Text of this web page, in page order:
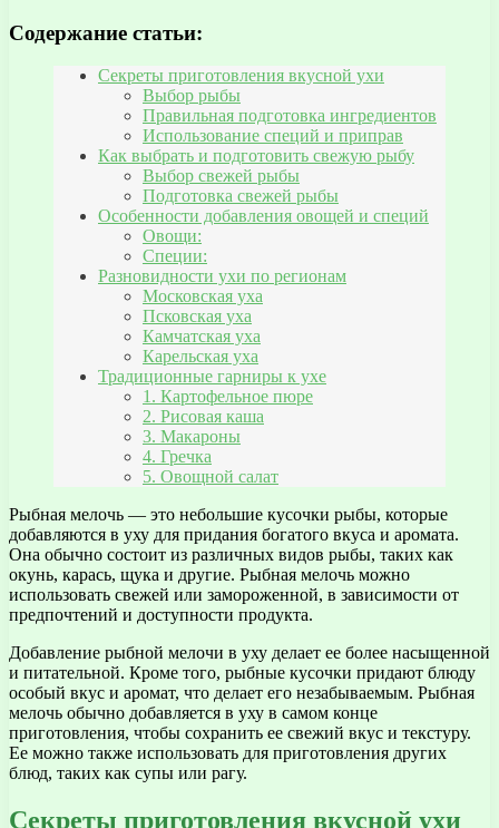
Содержание статьи:
Секреты приготовления вкусной ухи
Выбор рыбы
Правильная подготовка ингредиентов
Использование специй и приправ
Как выбрать и подготовить свежую рыбу
Выбор свежей рыбы
Подготовка свежей рыбы
Особенности добавления овощей и специй
Овощи:
Специи:
Разновидности ухи по регионам
Московская уха
Псковская уха
Камчатская уха
Карельская уха
Традиционные гарниры к ухе
1. Картофельное пюре
2. Рисовая каша
3. Макароны
4. Гречка
5. Овощной салат
Рыбная мелочь — это небольшие кусочки рыбы, которые
добавляются в уху для придания богатого вкуса и аромата.
Она обычно состоит из различных видов рыбы, таких как
окунь, карась, щука и другие. Рыбная мелочь можно
использовать свежей или замороженной, в зависимости от
предпочтений и доступности продукта.
Добавление рыбной мелочи в уху делает ее более насыщенной
и питательной. Кроме того, рыбные кусочки придают блюду
особый вкус и аромат, что делает его незабываемым. Рыбная
мелочь обычно добавляется в уху в самом конце
приготовления, чтобы сохранить ее свежий вкус и текстуру.
Ее можно также использовать для приготовления других
блюд, таких как супы или рагу.
Секреты приготовления вкусной ухи